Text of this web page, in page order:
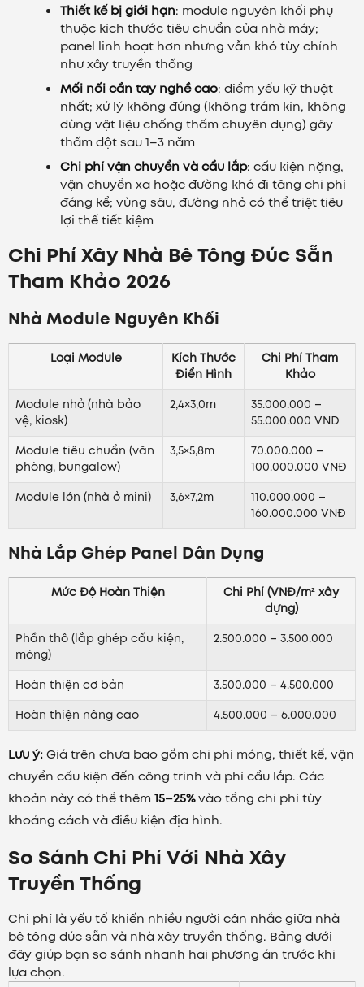
Thiết kế bị giới hạn: module nguyên khối phụ
thuộc kích thước tiêu chuẩn của nhà máy;
panel linh hoạt hơn nhưng vẫn khó tùy chỉnh
như xây truyền thống
Mối nối cần tay nghề cao: điểm yếu kỹ thuật
nhất; xử lý không đúng (không trám kín, không
dùng vật liệu chống thấm chuyên dụng) gây
thấm dột sau 1–3 năm
Chi phí vận chuyển và cẩu lắp: cấu kiện nặng,
vận chuyển xa hoặc đường khó đi tăng chi phí
đáng kể; vùng sâu, đường nhỏ có thể triệt tiêu
lợi thế tiết kiệm
Chi Phí Xây Nhà Bê Tông Đúc Sẵn
Tham Khảo 2026
Nhà Module Nguyên Khối
Loại Module
Kích Thước
Điển Hình
Chi Phí Tham
Khảo
Module nhỏ (nhà bảo
vệ, kiosk)
2,4×3,0m
35.000.000 –
55.000.000 VNĐ
Module tiêu chuẩn (văn
phòng, bungalow)
3,5×5,8m
70.000.000 –
100.000.000 VNĐ
Module lớn (nhà ở mini)
3,6×7,2m
110.000.000 –
160.000.000 VNĐ
Nhà Lắp Ghép Panel Dân Dụng
Mức Độ Hoàn Thiện
Chi Phí (VNĐ/m² xây
dựng)
Phần thô (lắp ghép cấu kiện,
móng)
2.500.000 – 3.500.000
Hoàn thiện cơ bản
3.500.000 – 4.500.000
Hoàn thiện nâng cao
4.500.000 – 6.000.000
Lưu ý:Giá trên chưa bao gồm chi phí móng, thiết kế, vận
chuyển cấu kiện đến công trình và phí cẩu lắp. Các
khoản này có thể thêm 15–25%vào tổng chi phí tùy
khoảng cách và điều kiện địa hình.
So Sánh Chi Phí Với Nhà Xây
Truyền Thống
Chi phí là yếu tố khiến nhiều người cân nhắc giữa nhà
bê tông đúc sẵn và nhà xây truyền thống. Bảng dưới
đây giúp bạn so sánh nhanh hai phương án trước khi
lựa chọn.